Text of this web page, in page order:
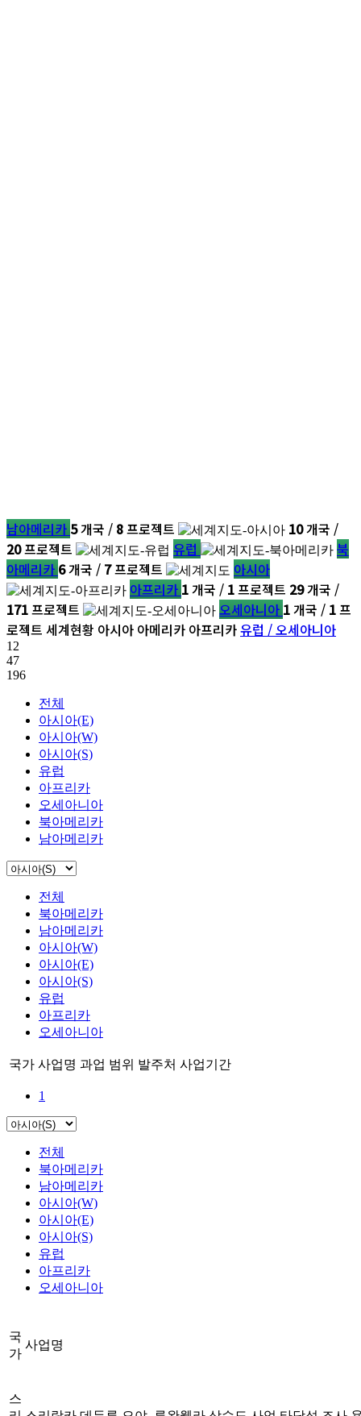
남아메리카 5개국 / 8프로젝트 10개국 /
20프로젝트 유럽
북
아메리카 6개국 / 7프로젝트
아시아
아프리카 1개국 / 1프로젝트 29개국 /
171프로젝트 오세아니아 1개국 / 1프
로젝트 세계현황 아시아 아메리카 아프리카유럽 / 오세아니아
12
47
196
전체
아시아(E)
아시아(W)
아시아(S)
유럽
아프리카
오세아니아
북아메리카
남아메리카
전체
북아메리카
남아메리카
아시아(W)
아시아(E)
아시아(S)
유럽
아프리카
오세아니아
국가 사업명 과업 범위 발주처 사업기간
1
전체
북아메리카
남아메리카
아시아(W)
아시아(E)
아시아(S)
유럽
아프리카
오세아니아
국
가
사업명
스